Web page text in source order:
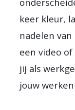
keer kleur,
nadelen
een video
jij als
jouw